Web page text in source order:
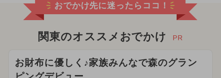
おでかけ先に迷ったらココ！
関東のオススメおでかけ PR
お財布に優しく♪家族みんなで森のグラン